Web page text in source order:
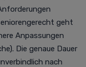
geht
Anpassungen
Die genaue Dauer
nach